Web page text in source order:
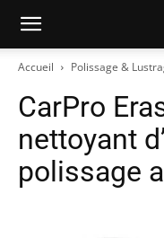
Accueil Polissage &
CarPro
nettoyant
polissage